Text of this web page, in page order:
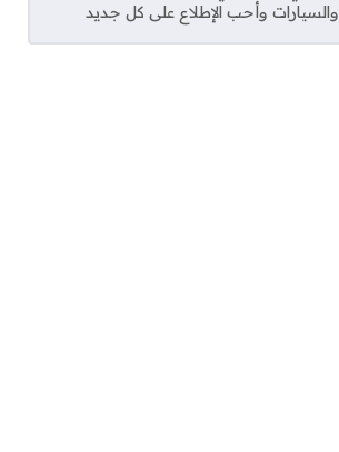
والسيارات وأحب الإطلاع على كل جديد